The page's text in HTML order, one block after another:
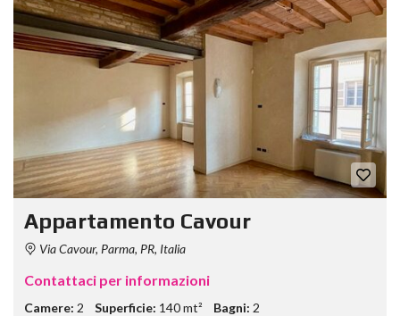
Appartamento Cavour
Via Cavour, Parma, PR, Italia
Contattaci per informazioni
Camere: 2 Superficie: 140 mt² Bagni: 2